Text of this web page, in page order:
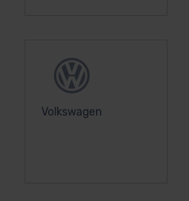
(Art. 46 Abs. 2 lit. c
Ihre Einwilligung freiwillig
zu den bestehenden
Sie über den Kontakt zu
Volkswagen